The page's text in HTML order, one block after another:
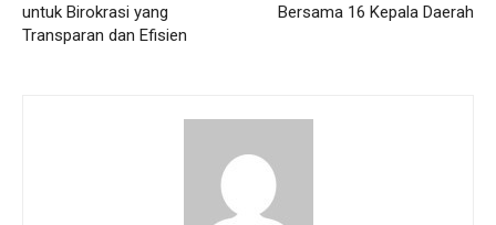
untuk Birokrasi yang
Transparan dan Efisien
Bersama 16 Kepala Daerah